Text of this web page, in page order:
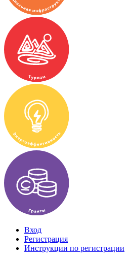
Вход
Регистрация
Инструкции по регистрации